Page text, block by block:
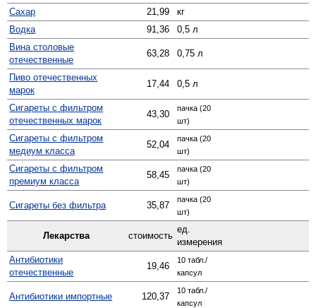
Сахар
21,99
кг
Водка
91,36
0,5 л
Вина столовые
отечественные
63,28 0,75 л
Пиво отечественных
марок
17,44 0,5 л
Сигареты с фильтром
отечественных марок
43,30
пачка (20
шт)
Сигареты с фильтром
медиум класса
52,04
пачка (20
шт)
Сигареты с фильтром
премиум класса
58,45
пачка (20
шт)
Сигареты без фильтра 35,87
пачка (20
шт)
Лекарства стоимость
ед.
измерения
Антибиотики
отечественные
19,46
10 табл./
капсул
Антибиотики импортные 120,37
10 табл./
капсул